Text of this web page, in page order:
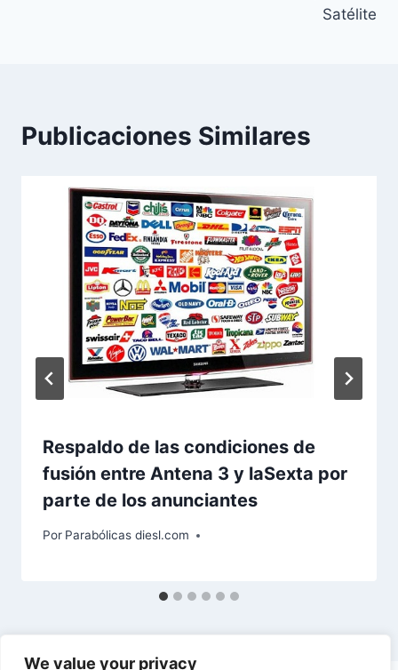
We value your privacy
Satélite
Publicaciones Similares
Respaldo de las condiciones de
fusión entre Antena 3 y laSexta por
parte de los anunciantes
Por Parabólicas diesl.com